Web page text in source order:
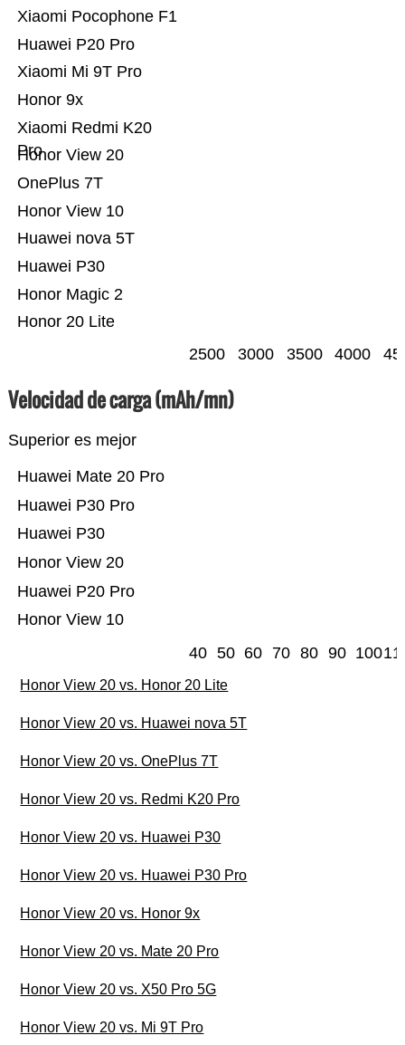
Honor 20 Lite
Honor Magic 2
Huawei P30
Huawei nova 5T
Honor View 10
OnePlus 7T
Honor View 20
Xiaomi Redmi K20
Pro
Honor 9x
Xiaomi Mi 9T Pro
Huawei P20 Pro
Xiaomi Pocophone F1
2500 3000 3500 4000
Velocidad de carga (mAh/mn)
Superior es mejor
Honor View 10
Huawei P20 Pro
Honor View 20
Huawei P30
Huawei P30 Pro
Huawei Mate 20 Pro
40 50 60 70 80 90 100
Honor View 20 vs. Honor 20 Lite
Honor View 20 vs. Huawei nova 5T
Honor View 20 vs. OnePlus 7T
Honor View 20 vs. Redmi K20 Pro
Honor View 20 vs. Huawei P30
Honor View 20 vs. Huawei P30 Pro
Honor View 20 vs. Honor 9x
Honor View 20 vs. Mate 20 Pro
Honor View 20 vs. X50 Pro 5G
Honor View 20 vs. Mi 9T Pro